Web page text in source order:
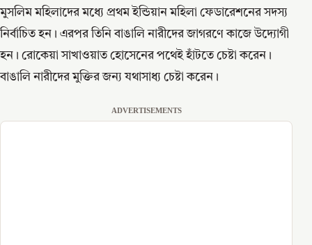
মুসলিম মহিলাদের মধ্যে প্রথম ইন্ডিয়ান মহিলা ফেডারেশনের সদস্য
নির্বাচিত হন। এরপর তিনি বাঙালি নারীদের জাগরণে কাজে উদ্যোগী
হন। রোকেয়া সাখাওয়াত হোসেনের পথেই হাঁটতে চেষ্টা করেন।
বাঙালি নারীদের মুক্তির জন্য যথাসাধ্য চেষ্টা করেন।
ADVERTISEMENTS